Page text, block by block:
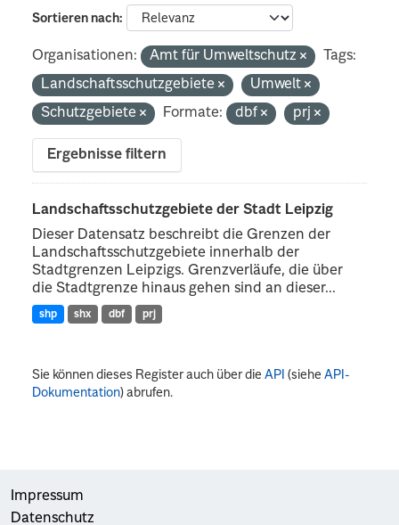
Sortieren nach
Organisationen: Amt für Umweltschutz
Tags:
Landschaftsschutzgebiete
Umwelt
Schutzgebiete
Formate: dbf prj
Ergebnisse filtern
Landschaftsschutzgebiete der Stadt Leipzig
Dieser Datensatz beschreibt die Grenzen der
Landschaftsschutzgebiete innerhalb der
Stadtgrenzen Leipzigs. Grenzverläufe, die über
die Stadtgrenze hinaus gehen sind an dieser...
shp shx dbf prj
Sie können dieses Register auch über dieAPI (sieheAPI-
Dokumentation) abrufen.
Impressum
Datenschutz